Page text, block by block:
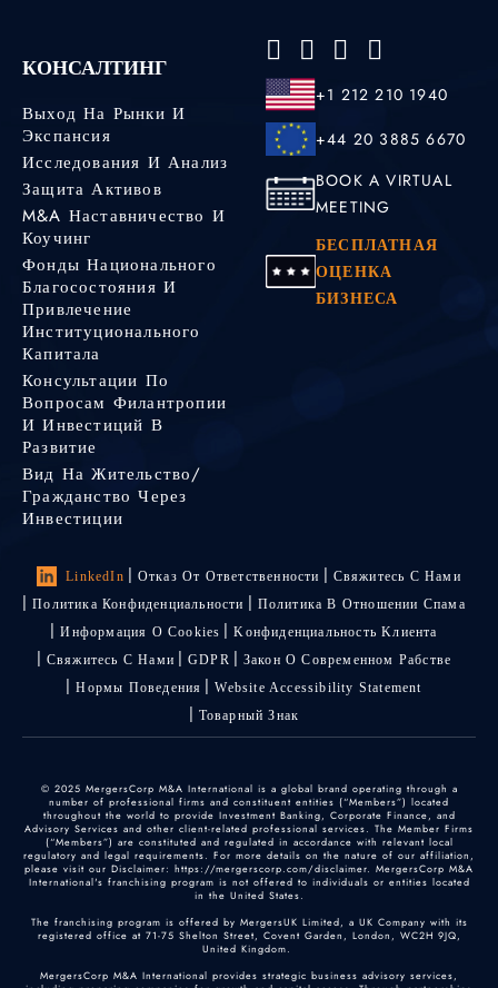
КОНСАЛТИНГ
Выход На Рынки И
Экспансия
Исследования И Анализ
Защита Активов
M&A Наставничество И
Коучинг
Фонды Национального
Благосостояния И
Привлечение
Институционального
Капитала
Консультации По
Вопросам Филантропии
И Инвестиций В
Развитие
Вид На Жительство/
Гражданство Через
Инвестиции
+1 212 210 1940
+44 20 3885 6670
BOOK A VIRTUAL
MEETING
БЕСПЛАТНАЯ
ОЦЕНКА
БИЗНЕСА
LinkedIn Отказ От Ответственности
Свяжитесь С Нами
Политика Конфиденциальности
Политика В Отношении Спама
Информация О Cookies
Kонфиденциальность Kлиента
Свяжитесь С Нами
GDPR
Закон О Современном Рабстве
Нормы Поведения
Website Accessibility Statement
Товарный Знак
© 2025 MergersCorp M&A International is a global brand operating through a
number of professional firms and constituent entities (“Members”) located
throughout the world to provide Investment Banking, Corporate Finance, and
Advisory Services and other client-related professional services. The Member Firms
(“Members”) are constituted and regulated in accordance with relevant local
regulatory and legal requirements. For more details on the nature of our affiliation,
please visit our Disclaimer: https://mergerscorp.com/disclaimer. MergersCorp M&A
International's franchising program is not offered to individuals or entities located
in the United States.
The franchising program is offered by MergersUK Limited, a UK Company with its
registered office at 71-75 Shelton Street, Covent Garden, London, WC2H 9JQ,
United Kingdom.
MergersCorp M&A International provides strategic business advisory services,